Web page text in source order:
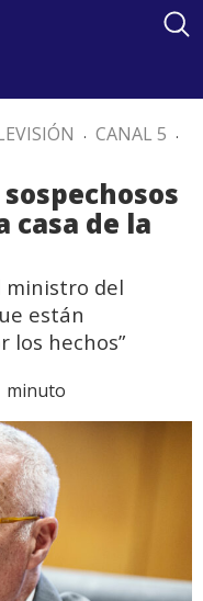
. CANAL 5 .
casa de la
ministro del
están
los hechos”
minuto